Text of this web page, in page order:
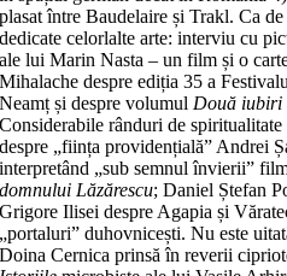
plasat între Baudelaire și Trakl. Ca
dedicate celorlalte arte: interviu cu
ale lui Marin Nasta – un film și o
Mihalache despre ediția 35 a
Neamț și despre volumulDouă iubiri
Considerabile rânduri de
despre „ființa providențială” Andrei
interpretând „sub semnul învierii”
domnului Lăzărescu; Daniel Ștefan
Grigore Ilisei despre Agapia și
„portaluri” duhovnicești. Nu este
Doina Cernica prinsă în reverii